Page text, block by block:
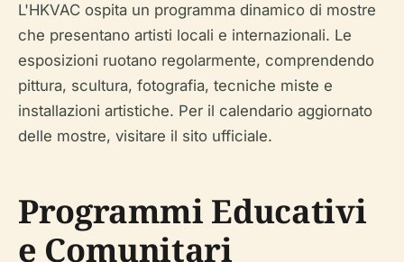
L'HKVAC ospita un programma dinamico di mostre
che presentano artisti locali e internazionali. Le
esposizioni ruotano regolarmente, comprendendo
pittura, scultura, fotografia, tecniche miste e
installazioni artistiche. Per il calendario aggiornato
delle mostre, visitare il sito ufficiale.
Programmi Educativi
e Comunitari